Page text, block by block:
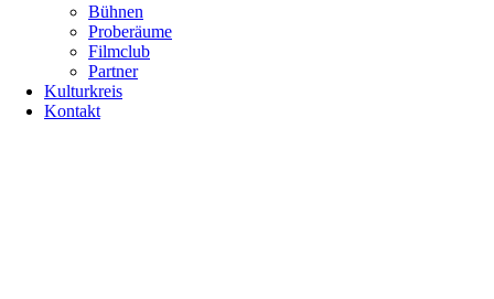
Bühnen
Proberäume
Filmclub
Partner
Kulturkreis
Kontakt